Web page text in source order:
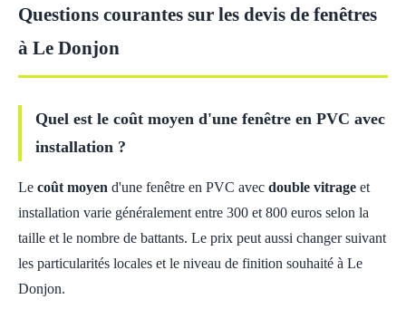
Questions courantes sur les devis de fenêtres
à Le Donjon
Quel est le coût moyen d'une fenêtre en PVC avec
installation ?
Le coût moyen d'une fenêtre en PVC avec double vitrage et
installation varie généralement entre 300 et 800 euros selon la
taille et le nombre de battants. Le prix peut aussi changer suivant
les particularités locales et le niveau de finition souhaité à Le
Donjon.